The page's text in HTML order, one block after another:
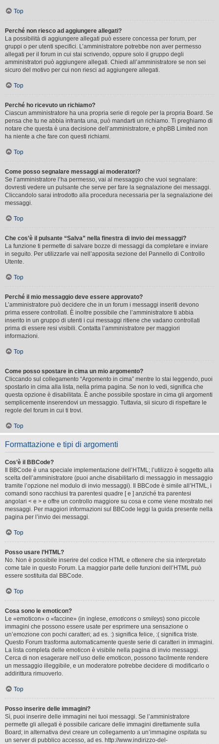
Top
Perché non riesco ad aggiungere allegati?
La possibilità di aggiungere allegati può essere concessa per forum, per
gruppi o per utenti specifici. L’amministratore potrebbe non aver permesso
allegati per il forum in cui stai scrivendo, oppure solo il gruppo degli
amministratori può aggiungere allegati. Chiedi all’amministratore se non sei
sicuro del motivo per cui non riesci ad aggiungere allegati.
Top
Perché ho ricevuto un richiamo?
Ciascun amministratore ha una propria serie di regole per la propria Board. Se
pensa che tu ne abbia infranta una, può mandarti un richiamo. Ti preghiamo di
notare che questa è una decisione dell’amministratore, e phpBB Limited non
ha niente a che fare con questi richiami.
Top
Come posso segnalare messaggi ai moderatori?
Se l’amministratore l’ha permesso, vai al messaggio che vuoi segnalare:
dovresti vedere un pulsante che serve per fare la segnalazione dei messaggi.
Cliccandolo sarai introdotto alla procedura necessaria per la segnalazione dei
messaggi.
Top
Che cos’è il pulsante “Salva” nella finestra di invio dei messaggi?
La funzione ti permette di salvare bozze di messaggi da completare e inviare
in seguito. Per utilizzarle vai nell’apposita sezione del Pannello di Controllo
Utente.
Top
Perché il mio messaggio deve essere approvato?
L’amministratore può decidere che in un forum i messaggi inseriti devono
prima essere controllati. È inoltre possibile che l’amministratore ti abbia
inserito in un gruppo di utenti i cui messaggi ritiene che vadano controllati
prima di essere resi visibili. Contatta l’amministratore per maggiori
informazioni.
Top
Come posso spostare in cima un mio argomento?
Cliccando sul collegamento “Argomento in cima” mentre lo stai leggendo, puoi
spostarlo in cima alla lista, nella prima pagina. Se non lo vedi, significa che
questa opzione è disabilitata. È anche possibile spostare in cima gli argomenti
semplicemente inserendovi un messaggio. Tuttavia, sii sicuro di rispettare le
regole del forum in cui ti trovi.
Top
Formattazione e tipi di argomenti
Cos’è il BBCode?
Il BBCode è una speciale implementazione dell’HTML; l’utilizzo è soggetto alla
scelta dell’amministratore (puoi anche disabilitarlo di messaggio in messaggio
tramite l’opzione nel modulo di invio messaggi). Il BBCode è simile all’HTML, i
comandi sono racchiusi tra parentesi quadre [ e ] anziché tra parentesi
angolari < e > e offre un controllo maggiore su cosa e come viene mostrato nei
messaggi. Per maggiori informazioni sul BBCode leggi la guida presente nella
pagina per l’invio dei messaggi.
Top
Posso usare l’HTML?
No. Non è possibile inserire del codice HTML e ottenere che sia interpretato
come tale in questo Forum. La maggior parte delle funzioni dell’HTML può
essere sostituita dal BBCode.
Top
Cosa sono le emoticon?
Le «emoticon» o «faccine» (in inglese, emoticons o smileys) sono piccole
immagini che possono essere usate per esprimere una sensazione o
un’emozione con pochi caratteri; ad es. :) significa felice, :( significa triste.
Questo Forum trasforma automaticamente queste serie di caratteri in immagini.
La lista completa delle emoticon è visibile nella pagina di invio messaggi.
Cerca di non esagerare nell’uso delle emoticon, possono facilmente rendere
un messaggio illeggibile, e un moderatore potrebbe decidere di modificarlo o
addirittura rimuoverlo.
Top
Posso inserire delle immagini?
Sì, puoi inserire delle immagini nei tuoi messaggi. Se l’amministratore
permette gli allegati è possibile caricare delle immagini direttamente sulla
Board; in alternativa devi creare un collegamento a un’immagine ospitata su
un server di pubblico accesso, ad es. http://www.indirizzo-del-